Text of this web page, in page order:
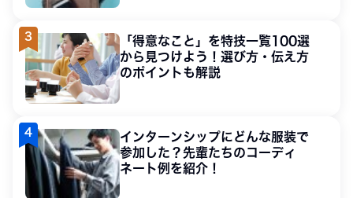
「得意なこと」を特技一覧100選
から見つけよう！選び方・伝え方
のポイントも解説
インターンシップにどんな服装で
参加した？先輩たちのコーディ
ネート例を紹介！